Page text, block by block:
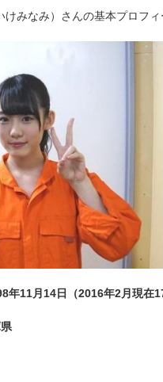
けみなみ）さんの基本プロフィ
年11月14日（2016年2月現在